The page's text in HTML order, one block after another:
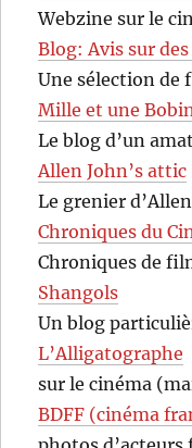
Webzine sur le
Blog: Avis sur
Une sélection de
Mille et une
Le blog d’un
Allen John’s attic
Le grenier
Chroniques du
Chroniques de
Shangols
Un blog
L’Alligatographe
sur le cinéma
BDFF (cinéma